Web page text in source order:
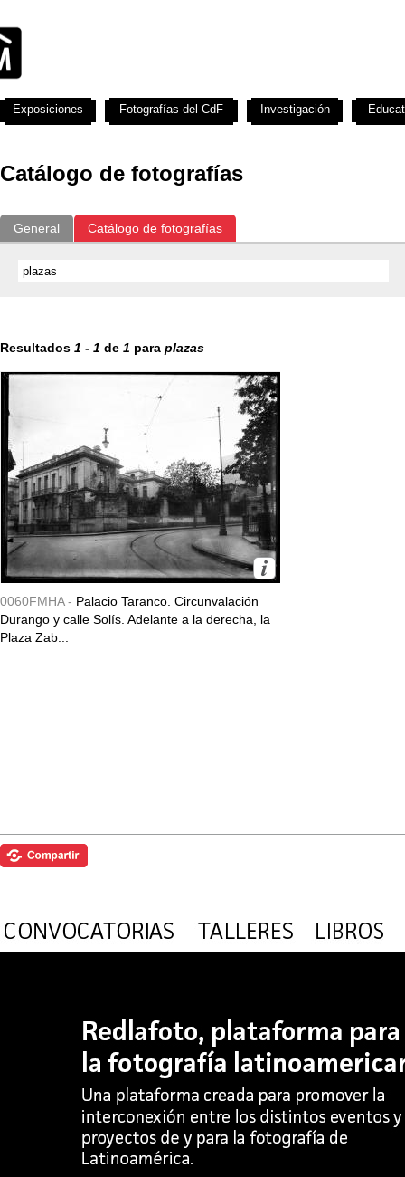
Catálogo de fotografías
General Catálogo de fotografías
Resultados 1 - 1 de 1 para plazas
0060FMHA - Palacio Taranco. Circunvalación
Durango y calle Solís. Adelante a la derecha, la
Plaza Zab...
Exposiciones Fotografías del CdF Investigación